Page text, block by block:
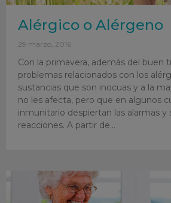
Alérgico o Alérgeno
29 marzo, 2016
Con la primavera, además del buen
problemas relacionados con los
sustancias que son inocuas y a la
no les afecta, pero que en algunos
inmunitario despiertan las alarmas y
reacciones. A partir de